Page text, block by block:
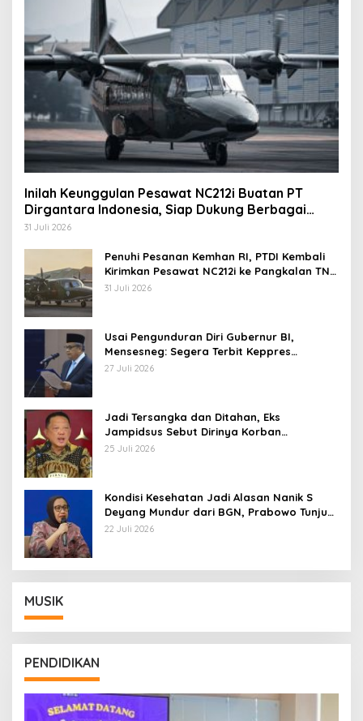
Inilah Keunggulan Pesawat NC212i Buatan PT
Dirgantara Indonesia, Siap Dukung Berbagai
Operasi TNI
31 Juli 2026
Penuhi Pesanan Kemhan RI, PTDI Kembali
Kirimkan Pesawat NC212i ke Pangkalan TNI
AU
31 Juli 2026
Usai Pengunduran Diri Gubernur BI,
Mensesneg: Segera Terbit Keppres
Pemberhentian dengan Hormat
27 Juli 2026
Jadi Tersangka dan Ditahan, Eks
Jampidsus Sebut Dirinya Korban
Kriminalisasi
25 Juli 2026
Kondisi Kesehatan Jadi Alasan Nanik S
Deyang Mundur dari BGN, Prabowo Tunjuk
Wamentan Sudaryono
22 Juli 2026
MUSIK
PENDIDIKAN